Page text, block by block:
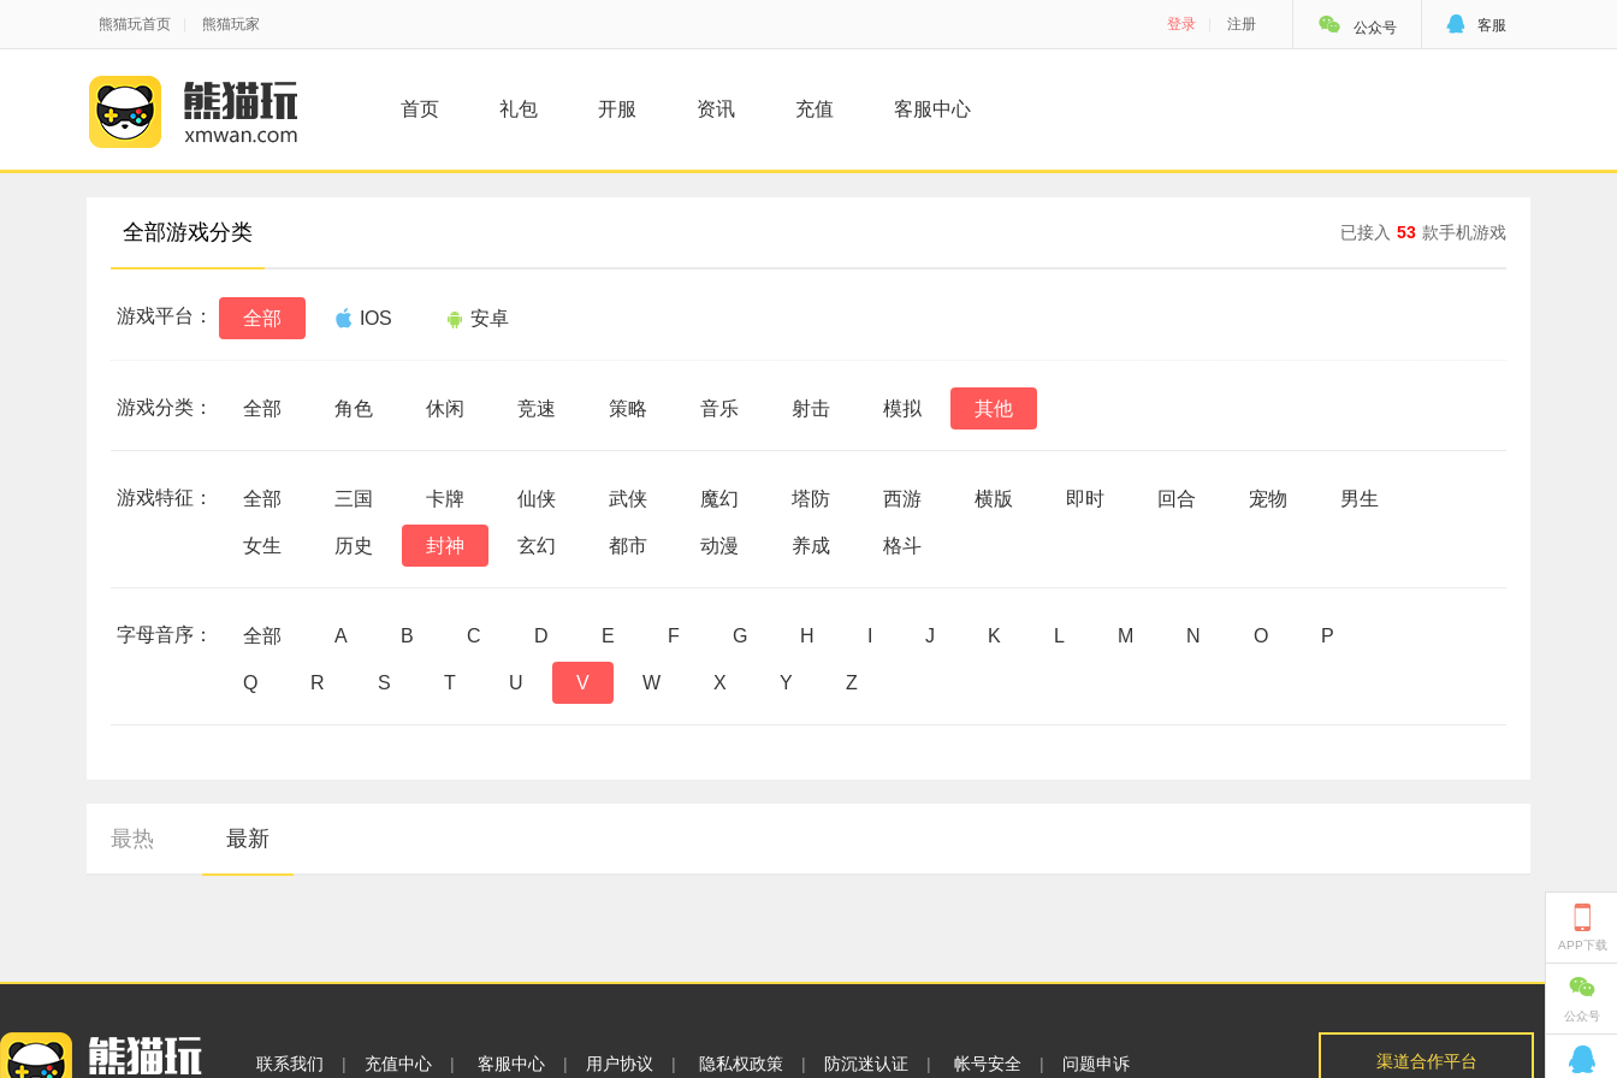
熊猫玩首页 熊猫玩家 登录 注册  公众号  客服
首页 礼包 开服 资讯 充值 客服中心
全部游戏分类 已接入 53 款手机游戏
游戏平台： 全部 IOS 安卓
游戏分类： 全部 角色 休闲 竞速 策略 音乐 射击 模拟 其他
游戏特征： 全部 三国 卡牌 仙侠 武侠 魔幻 塔防 西游 横版 即时 回合 宠物 男生
女生 历史 封神 玄幻 都市 动漫 养成 格斗
字母音序： 全部 A B C D E F G H J K L M N O P
Q R S T U V W X Y Z
最热 最新
联系我们 | 充值中心 | 客服中心 | 用户协议 | 隐私权政策 | 防沉迷认证 | 帐号安全 | 问题申诉 渠道合作平台

APP下载

公众号
